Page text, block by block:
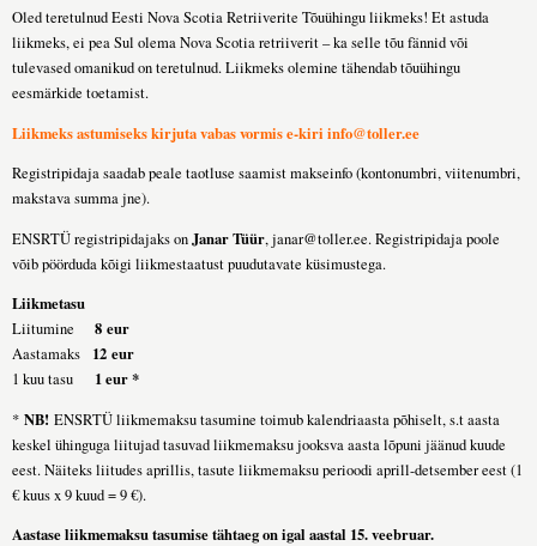
Oled teretulnud Eesti Nova Scotia Retriiverite Tõuühingu liikmeks! Et astuda
liikmeks, ei pea Sul olema Nova Scotia retriiverit – ka selle tõu fännid või
tulevased omanikud on teretulnud. Liikmeks olemine tähendab tõuühingu
eesmärkide toetamist.
Liikmeks astumiseks kirjuta vabas vormis e-kiri info@toller.ee
Registripidaja saadab peale taotluse saamist makseinfo (kontonumbri, viitenumbri,
makstava summa jne).
ENSRTÜ registripidajaks onJanar Tüür,janar@toller.ee. Registripidaja poole
võib pöörduda kõigi liikmestaatust puudutavate küsimustega.
Liikmetasu
Liitumine 8 eur
Aastamaks 12 eur
1 kuu tasu 1 eur *
* NB! ENSRTÜ liikmemaksu tasumine toimub kalendriaasta põhiselt, s.t aasta
keskel ühinguga liitujad tasuvad liikmemaksu jooksva aasta lõpuni jäänud kuude
eest. Näiteks liitudes aprillis, tasute liikmemaksu perioodi aprill-detsember eest (1
€ kuus x 9 kuud = 9 €).
Aastase liikmemaksu tasumise tähtaeg on igal aastal 15. veebruar.